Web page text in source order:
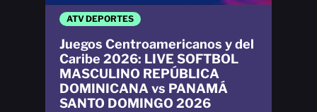
ATV DEPORTES
Juegos Centroamericanos y del
Caribe 2026: LIVE SOFTBOL
MASCULINO REPÚBLICA
DOMINICANA vs PANAMÁ
SANTO DOMINGO 2026